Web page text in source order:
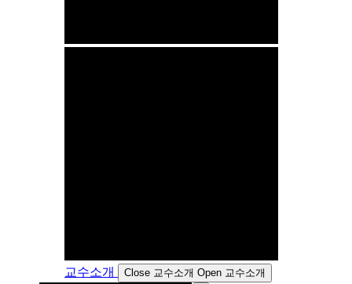
교수소개 Close 교수소개 Open 교수소개